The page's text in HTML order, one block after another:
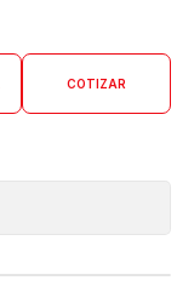
COTIZAR